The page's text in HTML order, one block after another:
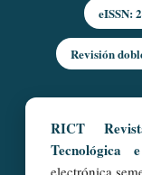
eISSN:
Revisión
RICT
Tecnológica
electrónica